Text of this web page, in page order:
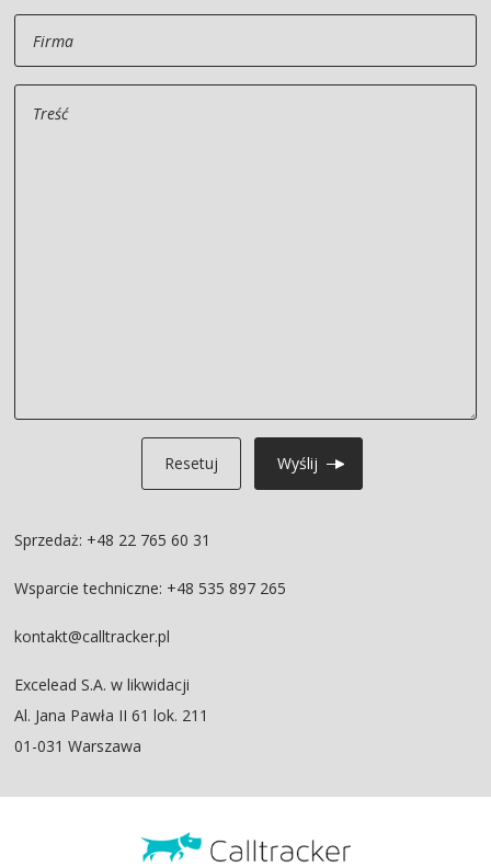
Resetuj Wyślij
Sprzedaż: +48 22 765 60 31
Wsparcie techniczne: +48 535 897 265
kontakt@calltracker.pl
Excelead S.A. w likwidacji
Al. Jana Pawła II 61 lok. 211
01-031 Warszawa